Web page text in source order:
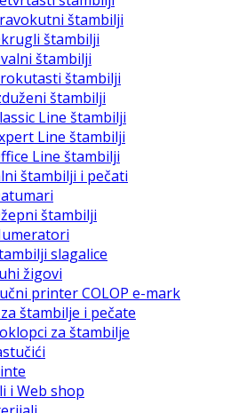
štambilji
štambilji
štambilji
štambilji
štambilji
Line štambilji
Line štambilji
Line štambilji
štambilji i pečati
štambilji
slagalice
žigovi
printer COLOP e-mark
štambilje i pečate
za štambilje
i Web shop